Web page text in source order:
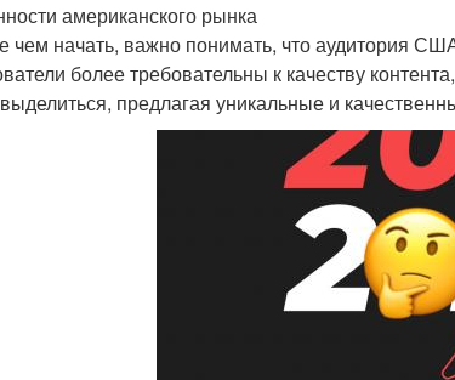
американского рынка
чем начать, важно понимать, что аудитория
более требовательны к качеству
предлагая уникальные и